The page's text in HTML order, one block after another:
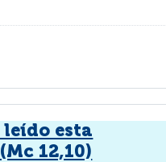
leído esta
12,10)